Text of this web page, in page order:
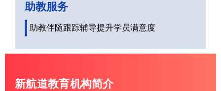
助教服务
助教伴随跟踪辅导提升学员满意度
新航道教育机构简介